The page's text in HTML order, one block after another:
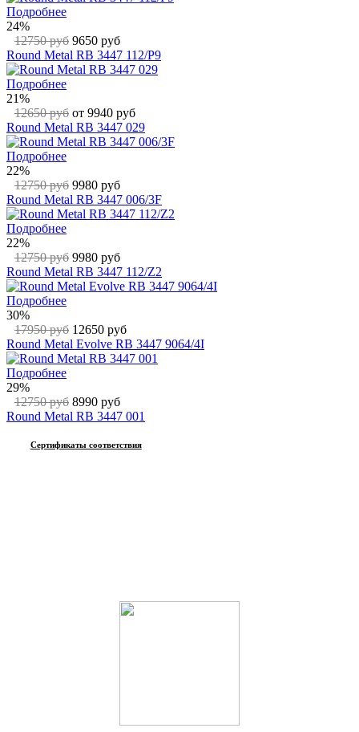
Подробнее
24%
12750 руб 9650 руб
Round Metal RB 3447 112/P9
Подробнее
21%
12650 руб от 9940 руб
Round Metal RB 3447 029
Подробнее
22%
12750 руб 9980 руб
Round Metal RB 3447 006/3F
Подробнее
22%
12750 руб 9980 руб
Round Metal RB 3447 112/Z2
Подробнее
30%
17950 руб 12650 руб
Round Metal Evolve RB 3447 9064/4I
Подробнее
29%
12750 руб 8990 руб
Round Metal RB 3447 001
Сертификаты соответствия